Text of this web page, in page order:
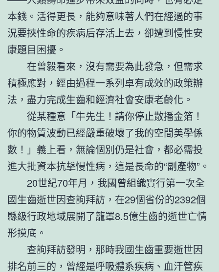
本錢。活得更長，能夠意味著人們在經過的事
況要挾性命的疾病后存活上去，卻遭到慢性安
康題目困擾。
在曾毅看來，沒有需要為此發急，但需求
積極應對，經由過程一系列卓有成效的政策辦
法，盡力完成生齒和經濟社會安康老齡化。
從某種意「牛先生！請你停止散播金箔！
你的物質波動已經嚴重破壞了我的空間美學係
數！」義上看，無論個別仍是社會，都必需投
進大批資本抗擊慢性病，這是長命的“副產物”。
20世紀70年月，我國曾組織實行第一次全
國生齒逝世因查詢拜訪，在29個省份的2392個
縣級行政地域展開了籠罩8.5億生齒的逝世亡情
形摸底。
查詢拜訪發明，那時我國生齒重要逝世因
排名前三的，曾經是呼吸體系疾病、血汗管疾